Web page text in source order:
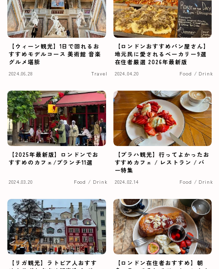
【ウィーン観光】1日で回れるお
すすめモデルコース 美術館 音楽
グルメ堪能
2024.06.28 Travel
【ロンドンおすすめパン屋さん】
地元民に愛されるベーカリー9選
在住者厳選 2026年最新版
2024.04.20 Food / Drink
【2025年最新版】ロンドンでお
すすめのカフェ/ブランチ11選
2024.03.20 Food / Drink
【プラハ観光】行ってよかったお
すすめカフェ / レストラン / バ
ー特集
2024.02.14 Food / Drink
【リガ観光】ラトビア人おすす
【ロンドン在住者おすすめ】朝